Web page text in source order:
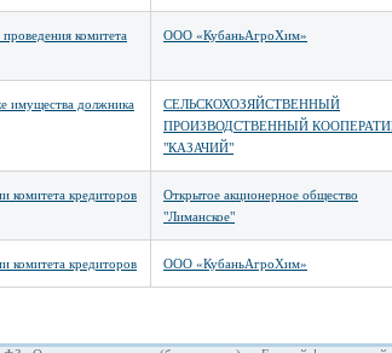
комитета
ООО «КубаньАгроХим»
имущества должника
СЕЛЬСКОХОЗЯЙСТВЕННЫЙ
ПРОИЗВОДСТВЕННЫЙ
"КАЗАЧИЙ"
комитета кредиторов
Открытое акционерное общество
"Лиманское"
комитета кредиторов ООО «КубаньАгроХим»